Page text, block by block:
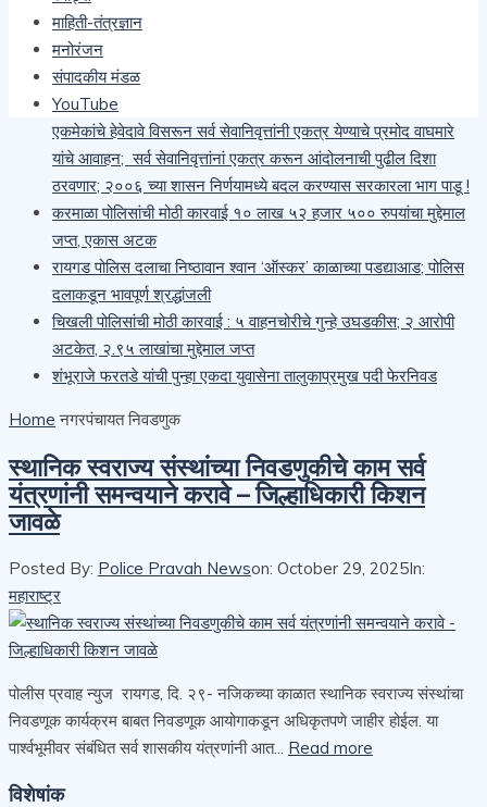
माहिती-तंत्रज्ञान
मनोरंजन
संपादकीय मंडळ
YouTube
खैराच्या सोलीव लाकडाची अवैध वाहतूक करणाऱ्या चौघांवर वनविभागाची
कारवाई
सेवानिवृत्त पोलीस अधिकारी, कर्मचारी यांना आरोग्य योजनेचा लाभ मिळावा
यासाठी प्रमोद वाघमारे यांचा १५ ऑगस्ट पासून महाराष्ट्र दौरा सुरू;
एकमेकांचे हेवेदावे विसरून सर्व सेवानिवृत्तांनी एकत्र येण्याचे प्रमोद वाघमारे
यांचे आवाहन; सर्व सेवानिवृत्तांनां एकत्र करून आंदोलनाची पुढील दिशा
ठरवणार; २००६ च्या शासन निर्णयामध्ये बदल करण्यास सरकारला भाग पाडू !
करमाळा पोलिसांची मोठी कारवाई १० लाख ५२ हजार ५०० रुपयांचा मुद्देमाल
जप्त, एकास अटक
रायगड पोलिस दलाचा निष्ठावान श्वान ‘ऑस्कर’ काळाच्या पडद्याआड; पोलिस
दलाकडून भावपूर्ण श्रद्धांजली
चिखली पोलिसांची मोठी कारवाई : ५ वाहनचोरीचे गुन्हे उघडकीस; २ आरोपी
अटकेत, २.९५ लाखांचा मुद्देमाल जप्त
शंभूराजे फरतडे यांची पुन्हा एकदा युवासेना तालुकाप्रमुख पदी फेरनिवड
Home नगरपंचायत निवडणुक
स्थानिक स्वराज्य संस्थांच्या निवडणुकीचे काम सर्व
यंत्रणांनी समन्वयाने करावे – जिल्हाधिकारी किशन
जावळे
Posted By: Police Pravah Newson: October 29, 2025In:
महाराष्ट्र
पोलीस प्रवाह न्युज रायगड, दि. २९- नजिकच्या काळात स्थानिक स्वराज्य संस्थांचा
निवडणूक कार्यक्रम बाबत निवडणूक आयोगाकडून अधिकृतपणे जाहीर होईल. या
पार्श्वभूमीवर संबंधित सर्व शासकीय यंत्रणांनी आत... Read more
विशेषांक